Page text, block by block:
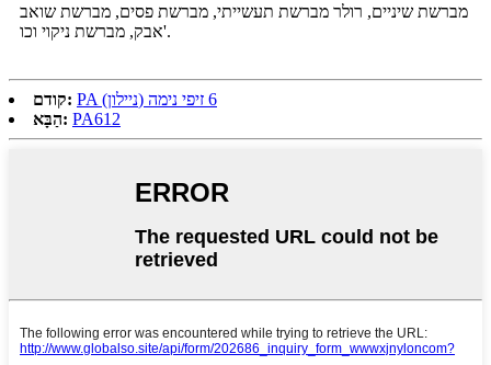
מברשת שיניים, רולר מברשת תעשייתי, מברשת פסים, מברשת שואב
אבק, מברשת ניקוי וכו'.
קודם:
PA (ניילון) 6 זיפי נימה
הַבָּא: PA612